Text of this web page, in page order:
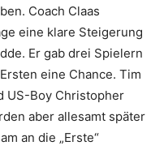
Coach Claas
eine klare Steigerung
Er gab drei Spielern
eine Chance. Tim
US-Boy Christopher
aber allesamt später
an die „Erste“